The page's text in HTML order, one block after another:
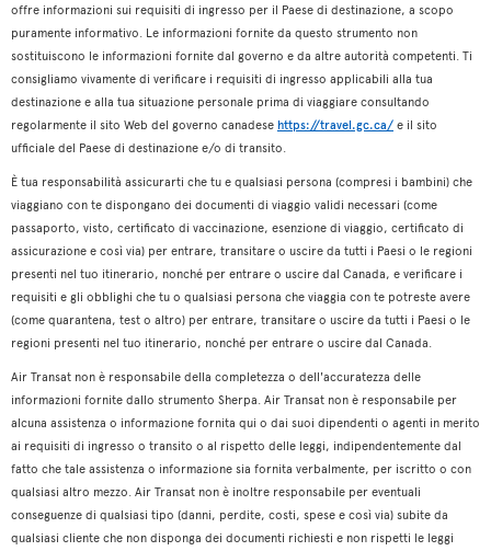
offre informazioni sui requisiti di ingresso per il Paese di destinazione, a scopo
puramente informativo. Le informazioni fornite da questo strumento non
sostituiscono le informazioni fornite dal governo e da altre autorità competenti. Ti
consigliamo vivamente di verificare i requisiti di ingresso applicabili alla tua
destinazione e alla tua situazione personale prima di viaggiare consultando
regolarmente il sito Web del governo canadese https://travel.gc.ca/ e il sito
ufficiale del Paese di destinazione e/o di transito.
È tua responsabilità assicurarti che tu e qualsiasi persona (compresi i bambini) che
viaggiano con te dispongano dei documenti di viaggio validi necessari (come
passaporto, visto, certificato di vaccinazione, esenzione di viaggio, certificato di
assicurazione e così via) per entrare, transitare o uscire da tutti i Paesi o le regioni
presenti nel tuo itinerario, nonché per entrare o uscire dal Canada, e verificare i
requisiti e gli obblighi che tu o qualsiasi persona che viaggia con te potreste avere
(come quarantena, test o altro) per entrare, transitare o uscire da tutti i Paesi o le
regioni presenti nel tuo itinerario, nonché per entrare o uscire dal Canada.
Air Transat non è responsabile della completezza o dell'accuratezza delle
informazioni fornite dallo strumento Sherpa. Air Transat non è responsabile per
alcuna assistenza o informazione fornita qui o dai suoi dipendenti o agenti in merito
ai requisiti di ingresso o transito o al rispetto delle leggi, indipendentemente dal
fatto che tale assistenza o informazione sia fornita verbalmente, per iscritto o con
qualsiasi altro mezzo. Air Transat non è inoltre responsabile per eventuali
conseguenze di qualsiasi tipo (danni, perdite, costi, spese e così via) subite da
qualsiasi cliente che non disponga dei documenti richiesti e non rispetti le leggi